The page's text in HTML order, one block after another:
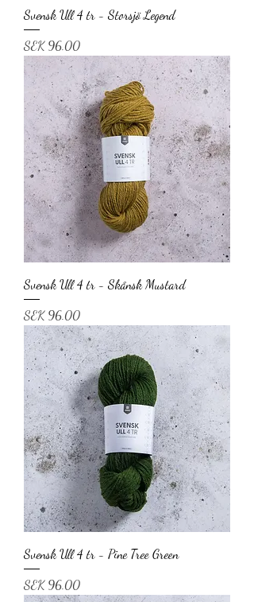
Svensk Ull 4 tr - Storsjö Legend
Price
SEK 96.00
Svensk Ull 4 tr - Skånsk Mustard
Price
SEK 96.00
Svensk Ull 4 tr - Pine Tree Green
Price
SEK 96.00